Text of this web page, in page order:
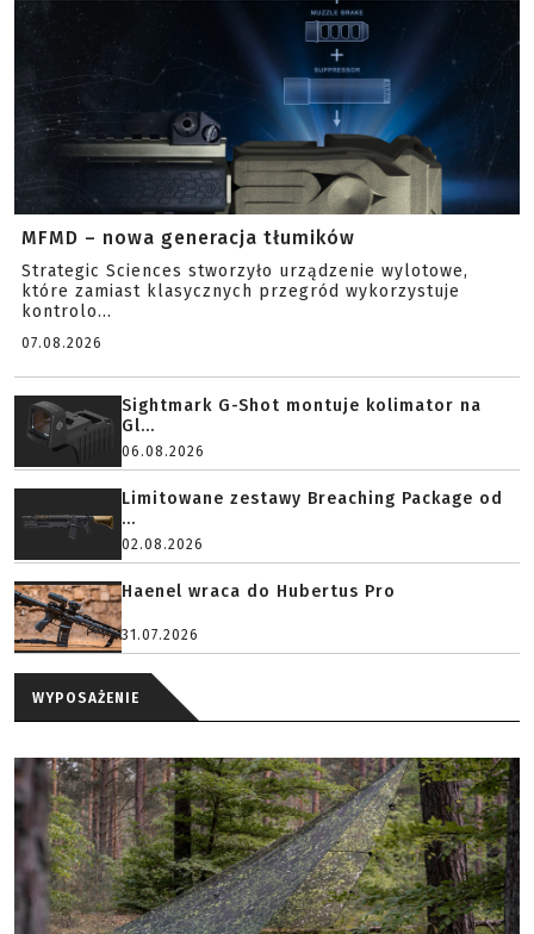
MFMD – nowa generacja tłumików
Strategic Sciences stworzyło urządzenie wylotowe,
które zamiast klasycznych przegród wykorzystuje
kontrolo...
07.08.2026
Sightmark G-Shot montuje kolimator na
Gl...
06.08.2026
Limitowane zestawy Breaching Package od
...
02.08.2026
Haenel wraca do Hubertus Pro
31.07.2026
WYPOSAŻENIE